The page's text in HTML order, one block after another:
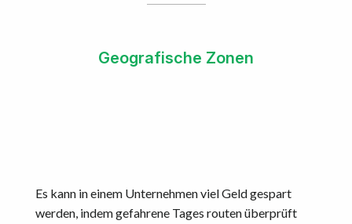
Geografische Zonen
Es kann in einem Unternehmen viel Geld gespart
werden, indem gefahrene Tages routen überprüft